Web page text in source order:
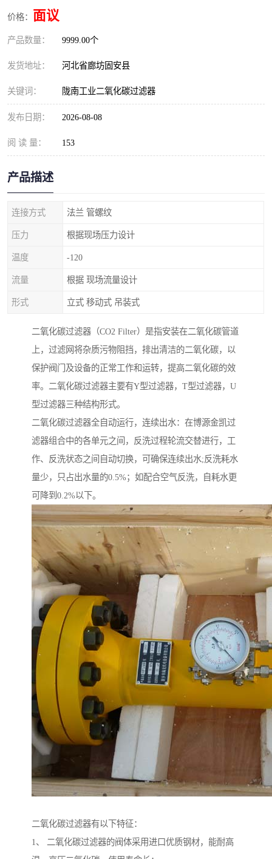
价格： 面议
产品数量： 9999.00个
发货地址： 河北省廊坊固安县
关键词： 陇南工业二氧化碳过滤器
发布日期： 2026-08-08
阅 读 量： 153
产品描述
连接方式 法兰 管螺纹
压力 根据现场压力设计
温度 -120
流量 根据 现场流量设计
形式 立式 移动式 吊装式
二氧化碳过滤器（CO2 Filter）是指安装在二氧化碳管道
上，过滤网将杂质污物阻挡，排出清洁的二氧化碳，以
保护阀门及设备的正常工作和运转，提高二氧化碳的效
率。二氧化碳过滤器主要有Y型过滤器，T型过滤器，U
型过滤器三种结构形式。
二氧化碳过滤器全自动运行，连续出水：在博源金凯过
滤器组合中的各单元之间，反洗过程轮流交替进行，工
作、反洗状态之间自动切换，可确保连续出水;反洗耗水
量少，只占出水量的0.5%；如配合空气反洗，自耗水更
可降到0.2%以下。
二氧化碳过滤器有以下特征：
1、 二氧化碳过滤器的阀体采用进口优质钢材，能耐高